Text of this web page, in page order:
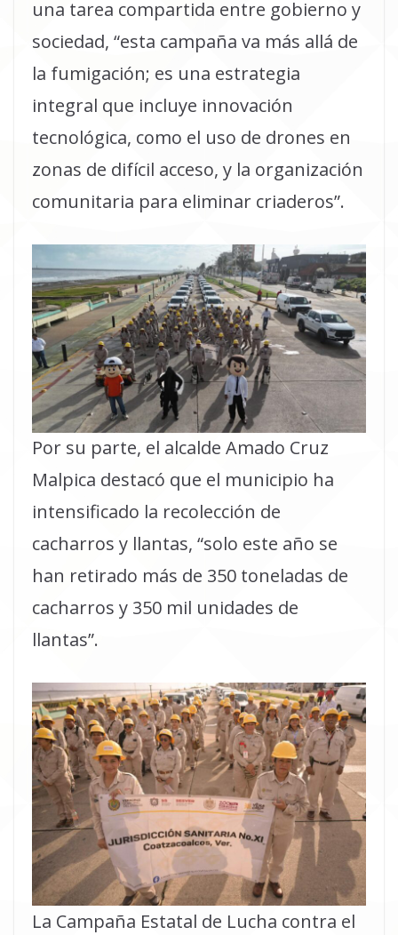
una tarea compartida entre gobierno y
sociedad, “esta campaña va más allá de
la fumigación; es una estrategia
integral que incluye innovación
tecnológica, como el uso de drones en
zonas de difícil acceso, y la organización
comunitaria para eliminar criaderos”.
Por su parte, el alcalde Amado Cruz
Malpica destacó que el municipio ha
intensificado la recolección de
cacharros y llantas, “solo este año se
han retirado más de 350 toneladas de
cacharros y 350 mil unidades de
llantas”.
La Campaña Estatal de Lucha contra el